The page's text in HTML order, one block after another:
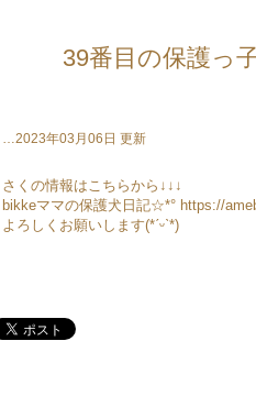
39番目の保護っ
…2023年03月06日 更新
さくの情報はこちらから↓↓↓
bikkeママの保護犬日記☆*° https://
よろしくお願いします(*ˊᵕˋ*)